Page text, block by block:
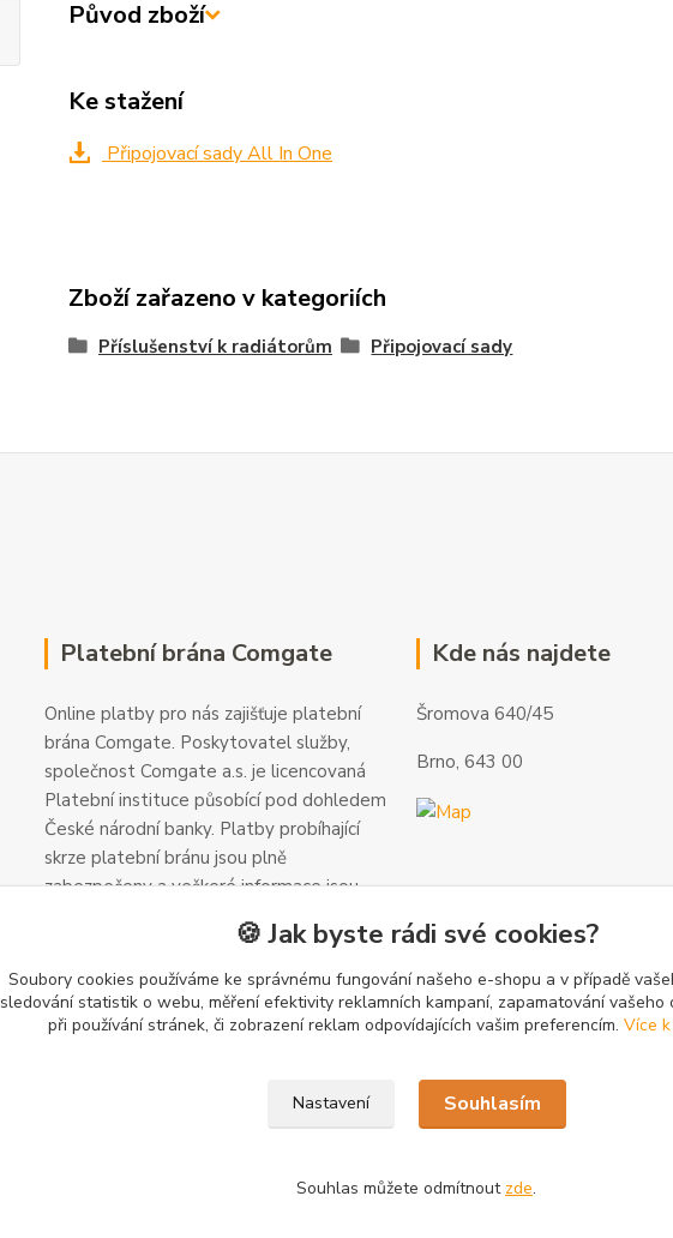
Původ zboží
Ke stažení
Připojovací sady All In One
Zboží zařazeno v kategoriích
Příslušenství k radiátorům Připojovací sady
Platební brána Comgate
Online platby pro nás zajišťuje platební
brána Comgate. Poskytovatel služby,
společnost Comgate a.s. je licencovaná
Platební instituce působící pod dohledem
České národní banky. Platby probíhající
skrze platební bránu jsou plně
zabezpečeny a veškeré informace jsou
šifrovány. Další informace a kontakty
Kde nás najdete
Šromova 640/45
Brno, 643 00
🍪 Jak byste rádi své cookies?
Soubory cookies používáme ke správnému fungování našeho e-shopu a v případě
sledování statistik o webu, měření efektivity reklamních kampaní, zapamatování
při používání stránek, či zobrazení reklam odpovídajících vašim preferencím. Více
Nastavení Souhlasím
Souhlas můžete odmítnout zde.